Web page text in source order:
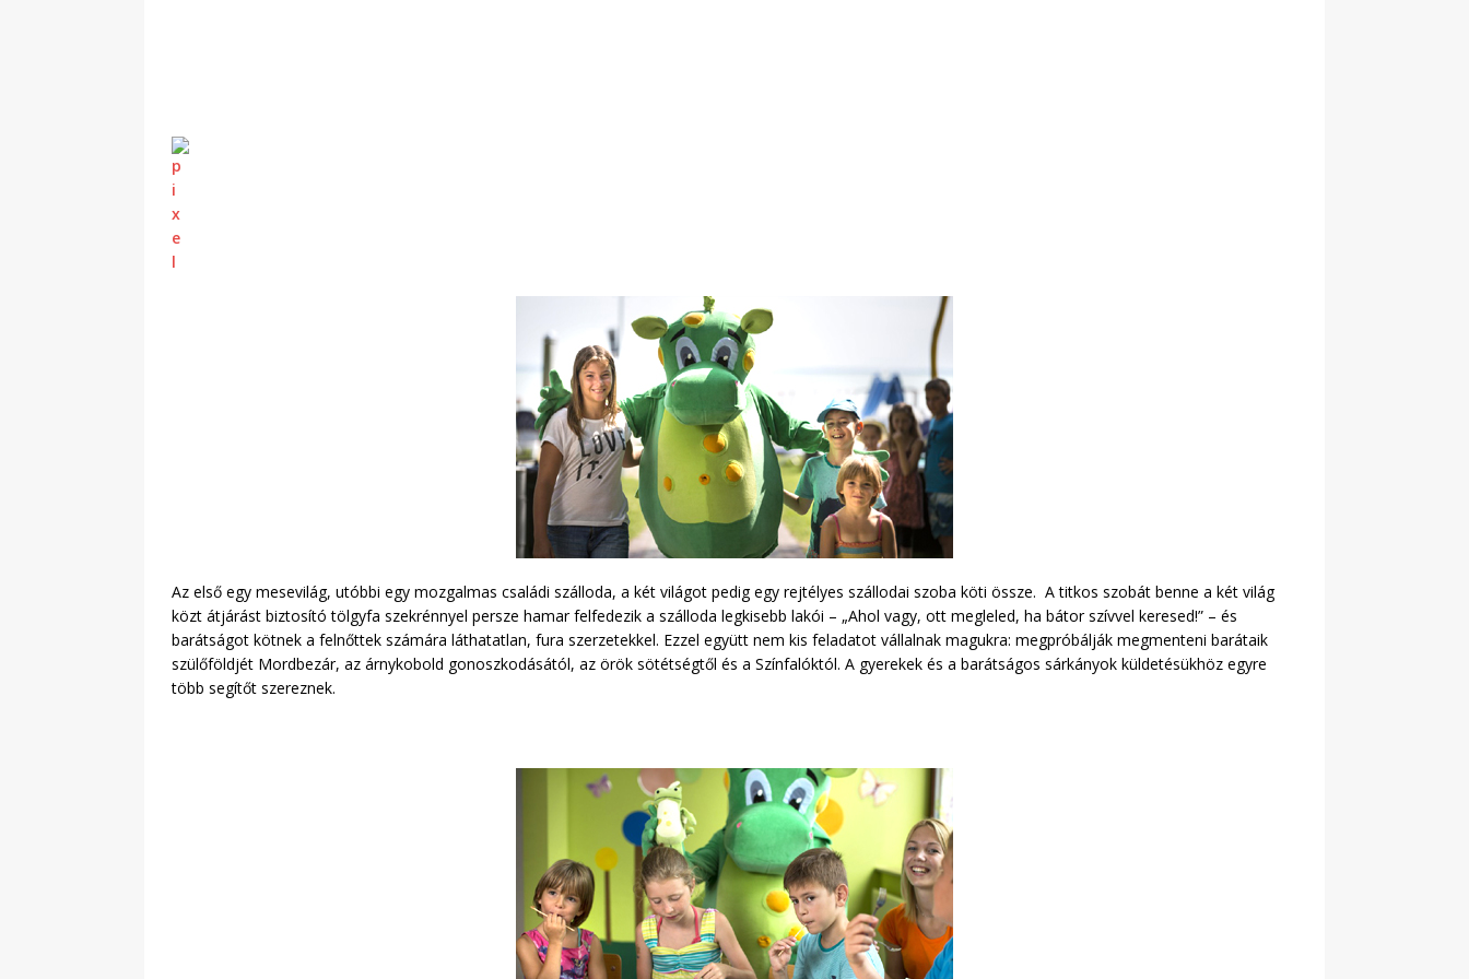
Az első egy mesevilág, utóbbi egy mozgalmas családi szálloda, a két világot pedig egy rejtélyes szállodai szoba köti össze. A titkos szobát benne a két világ
közt átjárást biztosító tölgyfa szekrénnyel persze hamar felfedezik a szálloda legkisebb lakói – „Ahol vagy, ott megleled, ha bátor szívvel keresed!” – és
barátságot kötnek a felnőttek számára láthatatlan, fura szerzetekkel. Ezzel együtt nem kis feladatot vállalnak magukra: megpróbálják megmenteni barátaik
szülőföldjét Mordbezár, az árnykobold gonoszkodásától, az örök sötétségtől és a Színfalóktól. A gyerekek és a barátságos sárkányok küldetésükhöz egyre
több segítőt szereznek.